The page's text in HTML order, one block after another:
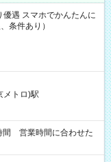
遇 スマホでかんたんに
条件あり）
メトロ)駅